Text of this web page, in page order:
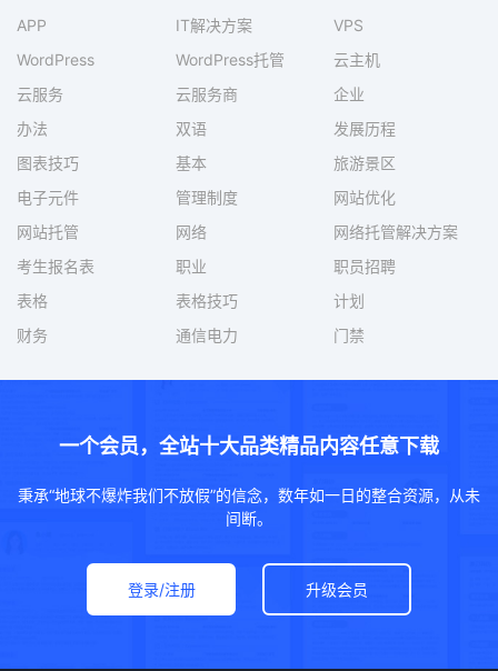
APP IT解决方案
VPS
WordPress
WordPress托管
云主机
云服务
云服务商
企业
办法
双语
发展历程
图表技巧
基本
旅游景区
电子元件
管理制度
网站优化
网站托管
网络
网络托管解决方案
考生报名表
职业
职员招聘
表格
表格技巧
计划
财务
通信电力 门禁
一个会员，全站十大品类精品内容任意下载
秉承“地球不爆炸我们不放假”的信念，数年如一日的整合资源，从未
间断。
登录/注册 升级会员